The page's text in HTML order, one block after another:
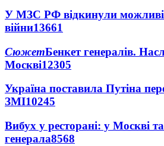
У МЗС РФ відкинули
війни13661
СюжетБенкет генералів.
Москві12305
Україна поставила Путіна
ЗМІ10245
Вибух у ресторані: у Москві
генерала8568